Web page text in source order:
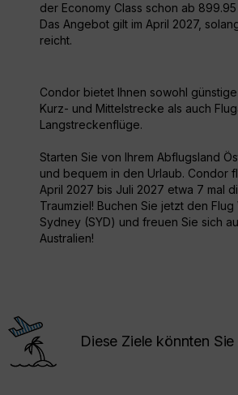
der Economy Class schon ab
Das Angebot gilt im April 2027,
reicht.
Condor bietet Ihnen sowohl
Kurz- und Mittelstrecke als auch
Langstreckenflüge.
Starten Sie von Ihrem Abflugsland
und bequem in den Urlaub. Condor
April 2027 bis Juli 2027 etwa 7 mal
Traumziel! Buchen Sie jetzt den Flug
Sydney (SYD) und freuen Sie sich
Australien!
Diese Ziele könnten